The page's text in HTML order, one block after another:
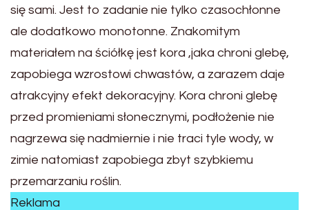
się sami. Jest to zadanie nie tylko czasochłonne
ale dodatkowo monotonne. Znakomitym
materiałem na ściółkę jest kora ,jaka chroni glebę,
zapobiega wzrostowi chwastów, a zarazem daje
atrakcyjny efekt dekoracyjny. Kora chroni glebę
przed promieniami słonecznymi, podłożenie nie
nagrzewa się nadmiernie i nie traci tyle wody, w
zimie natomiast zapobiega zbyt szybkiemu
przemarzaniu roślin.
Reklama